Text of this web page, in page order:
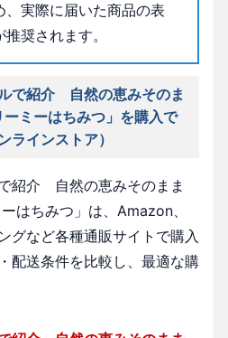
、実際に届いた商品の表
奨されます。
で紹介 自然の恵みそのま
ーミーはちみつ」を購入で
ラインストア）
紹介 自然の恵みそのまま
はちみつ」は、Amazon、
グなど各種通販サイトで購入
配送条件を比較し、最適な購